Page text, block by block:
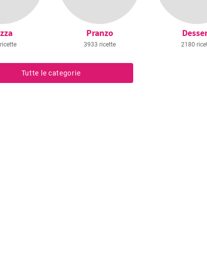
Pranzo
3933 ricette 2180
Tutte le categorie